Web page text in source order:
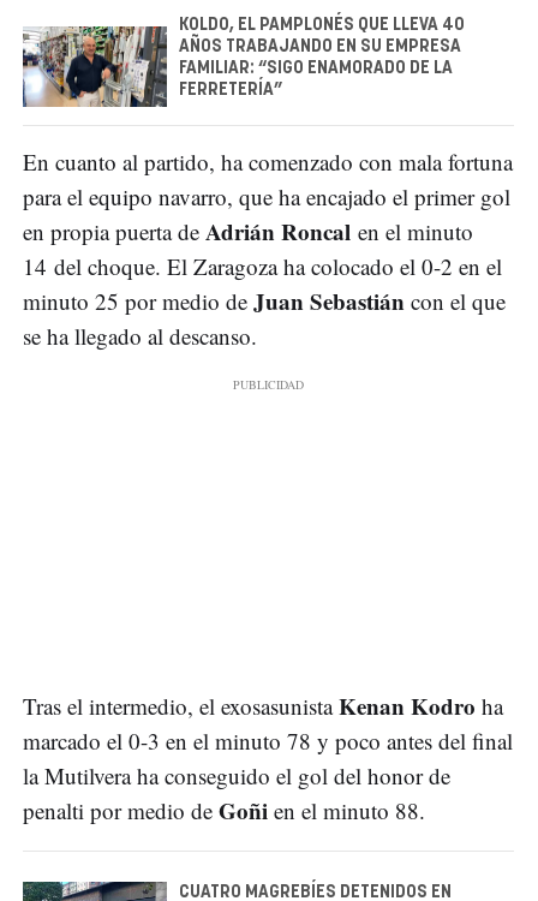
KOLDO, EL PAMPLONÉS QUE LLEVA 40
AÑOS TRABAJANDO EN SU EMPRESA
FAMILIAR: “SIGO ENAMORADO DE LA
FERRETERÍA”
En cuanto al partido, ha comenzado con mala fortuna
para el equipo navarro, que ha encajado el primer gol
en propia puerta de Adrián Roncal en el minuto
14 del choque. El Zaragoza ha colocado el 0-2 en el
minuto 25 por medio de Juan Sebastián con el que
se ha llegado al descanso.
Tras el intermedio, el exosasunistaKenan Kodro ha
marcado el 0-3 en el minuto 78 y poco antes del final
la Mutilvera ha conseguido el gol del honor de
penalti por medio de Goñi en el minuto 88.
CUATRO MAGREBÍES DETENIDOS EN